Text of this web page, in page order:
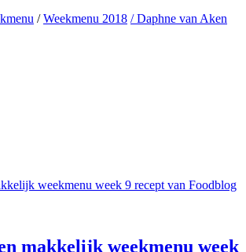
/Weekmenu 2018 / Daphne van Aken
makkelijk weekmenu week